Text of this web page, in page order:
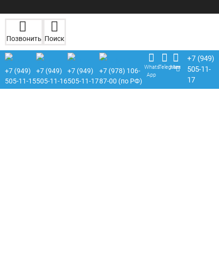
Позвонить Поиск
+7 (949)
505-11-15
+7 (949)
505-11-16
+7 (949)
505-11-17
+7 (978) 106-
87-00 (по РФ)
Whats
App
Telegram
Max
+7 (949)
505-11-
17